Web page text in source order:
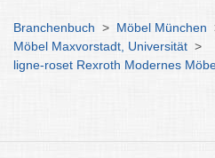
Branchenbuch > Möbel München
Möbel Maxvorstadt, Universität >
ligne-roset Rexroth Modernes